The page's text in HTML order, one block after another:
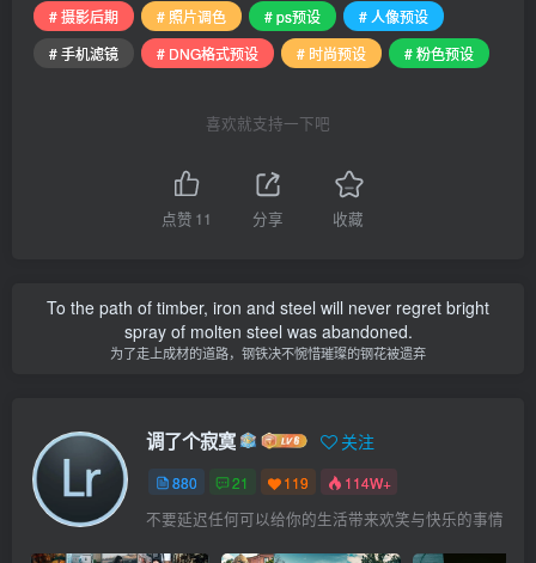
# 摄影后期
# 照片调色 # ps预设
# 人像预设
# 手机滤镜
# DNG格式预设 # 时尚预设 # 粉色预设
喜欢就支持一下吧
点赞 11 分享 收藏
To the path of timber, iron and steel will never regret bright
spray of molten steel was abandoned.
为了走上成材的道路，钢铁决不惋惜璀璨的钢花被遗弃
调了个寂寞 关注
880 21 119 114W+
不要延迟任何可以给你的生活带来欢笑与快乐的事情